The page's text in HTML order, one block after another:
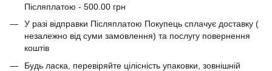
Післяплатою - 500.00 грн
У разі відправки Післяплатою Покупець сплачує доставку (
незалежно від суми замовлення) та послугу повернення
коштів
Будь ласка, перевіряйте цілісність упаковки, зовнішній